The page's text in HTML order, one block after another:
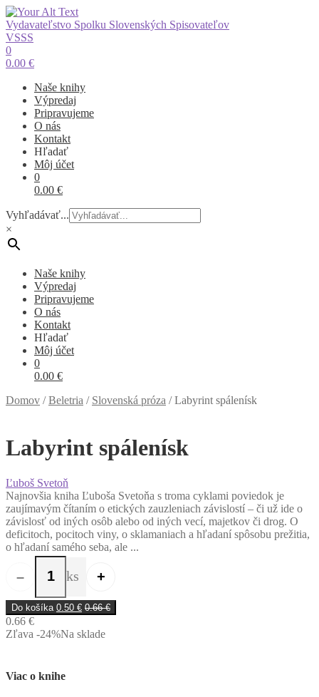
Vydavateľstvo Spolku Slovenských Spisovateľov
VSSS
0
0.00 €
Naše knihy
Výpredaj
Pripravujeme
O nás
Kontakt
Hľadať
Môj účet
0
0.00 €
Vyhľadávať...
×
Naše knihy
Výpredaj
Pripravujeme
O nás
Kontakt
Hľadať
Môj účet
0
0.00 €
Domov /Beletria / Slovenská próza /Labyrint spálenísk
Labyrint spálenísk
Ľuboš Svetoň
Najnovšia kniha Ľuboša Svetoňa s troma cyklami poviedok je
zaujímavým čítaním o etických zauzleniach závislostí – či už ide o
závislosť od iných osôb alebo od iných vecí, majetkov či drog. O
deficitoch, pocitoch viny, o sklamaniach a hľadaní spôsobu prežitia,
o hľadaní samého seba, ale ...
–
množstvo Labyrint spálenísk
ks +
Do košíka 0.50 € 0.66€
0.66 €
Zľava -24%Na sklade
Viac o knihe